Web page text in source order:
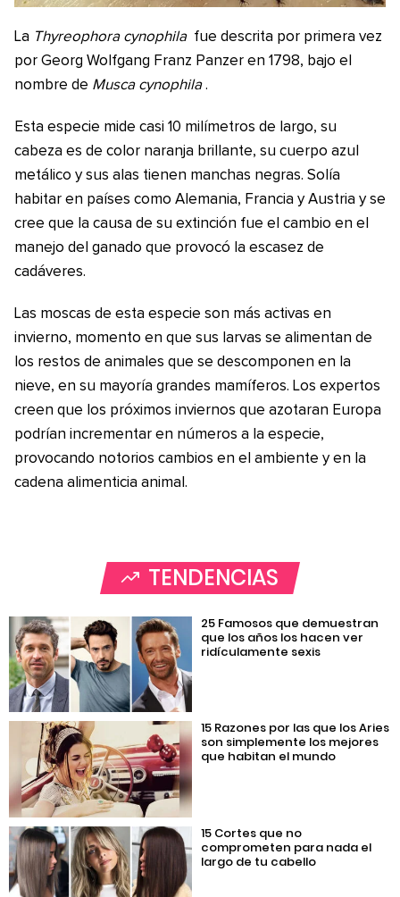
La Thyreophora cynophila fue descrita por primera vez
por Georg Wolfgang Franz Panzer en 1798, bajo el
nombre de Musca cynophila .
Esta especie mide casi 10 milímetros de largo, su
cabeza es de color naranja brillante, su cuerpo azul
metálico y sus alas tienen manchas negras. Solía
habitar en países como Alemania, Francia y Austria y se
cree que la causa de su extinción fue el cambio en el
manejo del ganado que provocó la escasez de
cadáveres.
Las moscas de esta especie son más activas en
invierno, momento en que sus larvas se alimentan de
los restos de animales que se descomponen en la
nieve, en su mayoría grandes mamíferos. Los expertos
creen que los próximos inviernos que azotaran Europa
podrían incrementar en números a la especie,
provocando notorios cambios en el ambiente y en la
cadena alimenticia animal.
TENDENCIAS
25 Famosos que demuestran
que los años los hacen ver
ridículamente sexis
15 Razones por las que los Aries
son simplemente los mejores
que habitan el mundo
15 Cortes que no
comprometen para nada el
largo de tu cabello